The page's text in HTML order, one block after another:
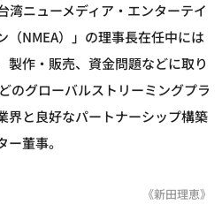
湾ニューメディア・エンターテイ
（NMEA）」の理事長在任中には
製作・販売、資金問題などに取り
のグローバルストリーミングプラ
界と良好なパートナーシップ構築
董事。
《新田理恵》